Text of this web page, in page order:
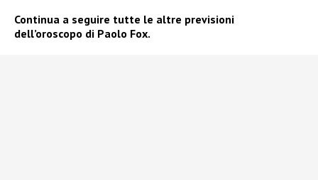
Continua a seguire tutte le altre previsioni
dell’oroscopo di Paolo Fox.